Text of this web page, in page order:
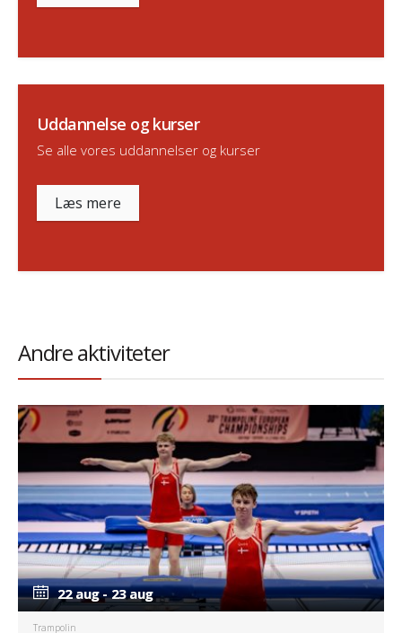
Uddannelse og kurser
Se alle vores uddannelser og kurser
Læs mere
Andre aktiviteter
22 aug - 23 aug
22 aug - 23 aug
Trampolin